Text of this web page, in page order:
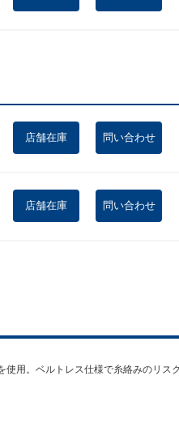
店舗在庫 問い合わせ
店舗在庫 問い合わせ
用。ベルトレス仕様で糸絡みのリス